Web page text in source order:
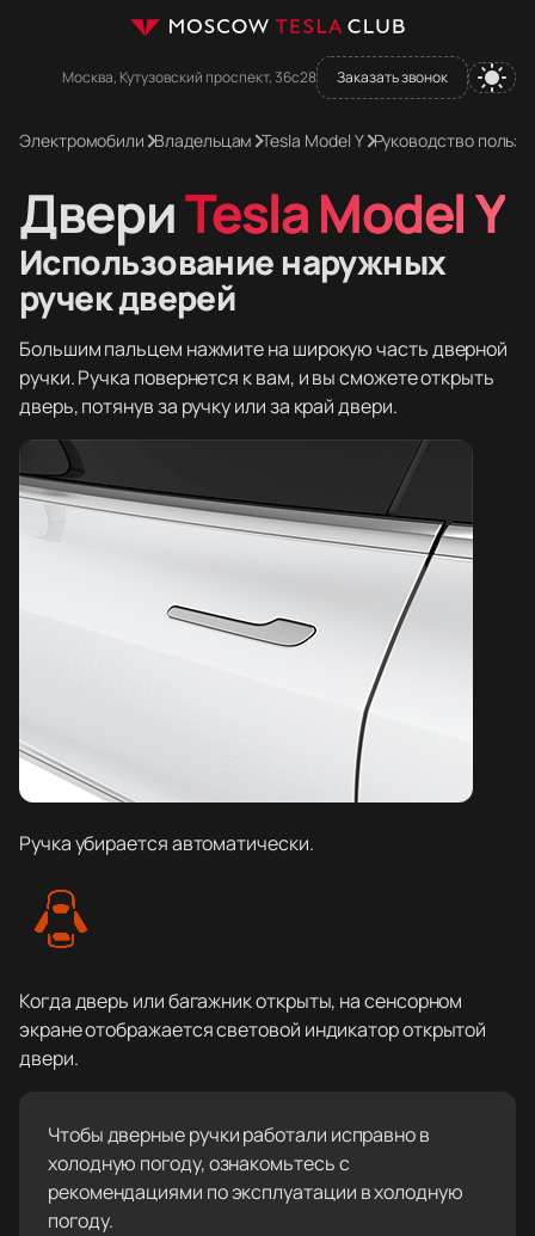
Москва, Кутузовский проспект, 36с28 Заказать звонок
Электромобили Владельцам Tesla Model Y Руководство
ДвериTesla Model Y
Использование наружных
ручек дверей
Большим пальцем нажмите на широкую часть дверной
ручки. Ручка повернется к вам, и вы сможете открыть
дверь, потянув за ручку или за край двери.
Ручка убирается автоматически.
Когда дверь или багажник открыты, на сенсорном
экране отображается световой индикатор открытой
двери.
Чтобы дверные ручки работали исправно в
холодную погоду, ознакомьтесь с
рекомендациями по эксплуатации в холодную
погоду.